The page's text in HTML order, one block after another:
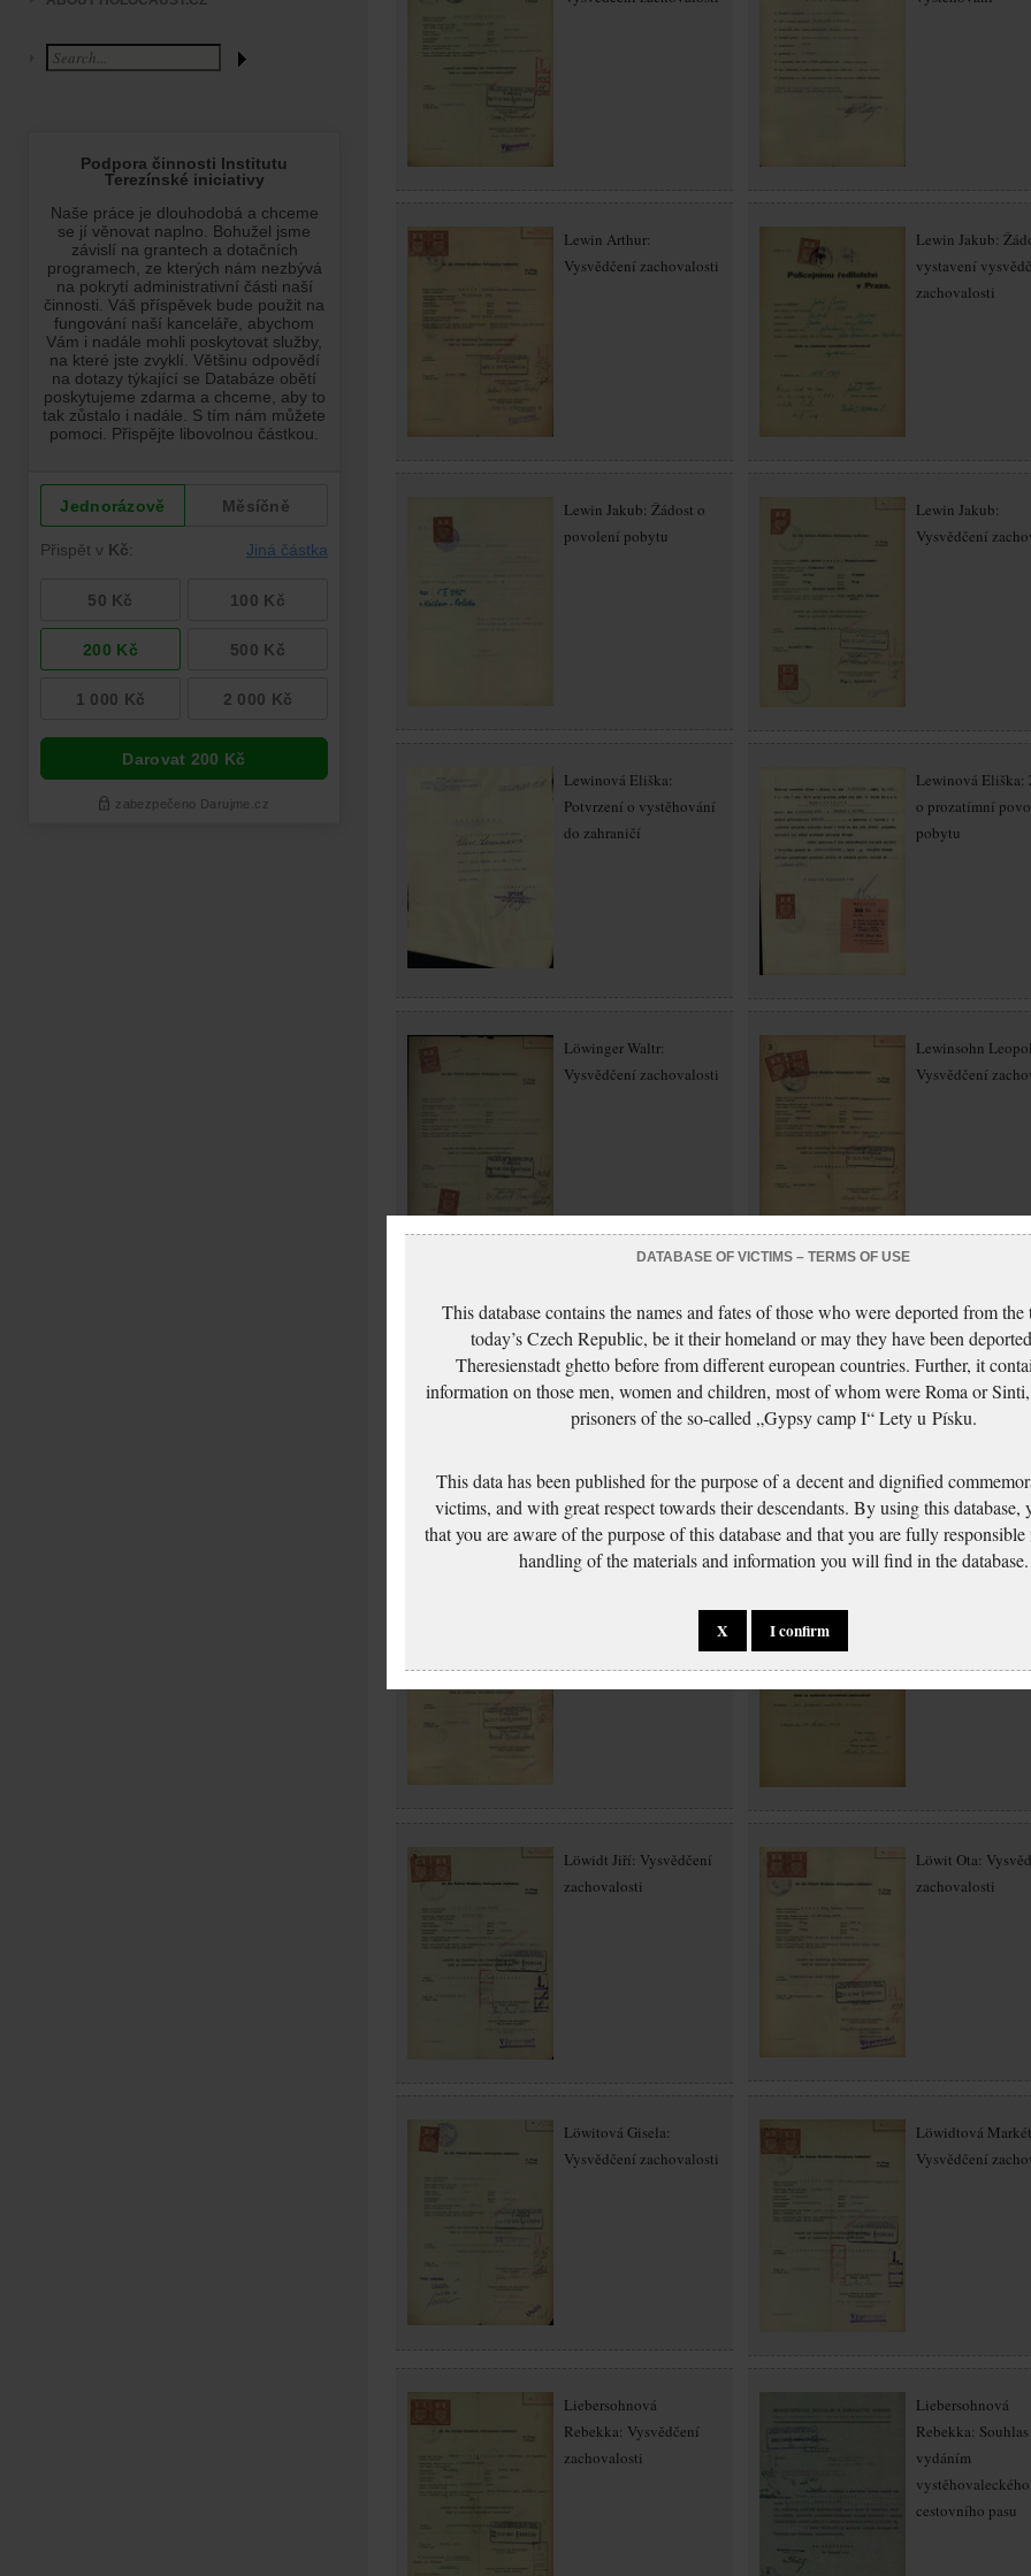
Lewin Arthur:
Vysvědčení zachovalosti
Lewin Jakub:
vystavení
zachovalosti
Lewin Jakub: Žádost o
povolení pobytu
Lewin Jakub:
Vysvědčení
Lewinová Eliška:
Potvrzení o vystěhování
do zahraničí
Lewinová Eliška:
o prozatímní
pobytu
Löwinger Waltr:
Vysvědčení zachovalosti
Lewinsohn
Vysvědčení
Lewinsohnová Lina:
Potvrzení o chystaném
vystěhování
Löwidt František:
Vysvědčení
Vysvědčení zachovalosti
Löwidt Jiří: Vysvědčení
zachovalosti
Löwit Ota:
zachovalosti
Löwitová Gisela:
Vysvědčení zachovalosti
Löwidtová
Vysvědčení
Liebersohnová
Rebekka: Vysvědčení
zachovalosti
Liebersohnová
Rebekka: Souhlas
vydáním
vystěhovaleckého
cestovního pasu
DATABASE OF VICTIMS – TERMS OF USE
This database contains the names and fates of those who were deported from
today’s Czech Republic, be it their homeland or may they have been
Theresienstadt ghetto before from different european countries. Further, it
information on those men, women and children, most of whom were Roma or
prisoners of the so-called „Gypsy camp I“ Lety u Písku.
This data has been published for the purpose of a decent and dignified
victims, and with great respect towards their descendants. By using this database,
that you are aware of the purpose of this database and that you are fully
handling of the materials and information you will find in the database.
X I confirm